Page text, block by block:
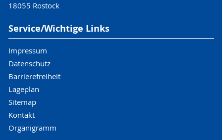
18055 Rostock
Service/Wichtige Links
Impressum
Datenschutz
Barrierefreiheit
Lageplan
Sitemap
Kontakt
Organigramm